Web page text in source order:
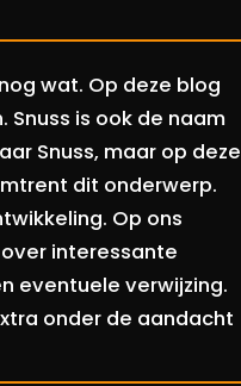
wat. Op deze blog
is ook de naam
Snuss, maar op deze
dit onderwerp.
Op ons
interessante
eventuele verwijzing.
onder de aandacht